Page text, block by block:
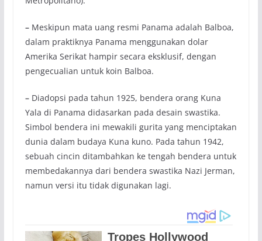
–Meskipun mata uang resmi Panama adalah Balboa,
dalam praktiknya Panama menggunakan dolar
Amerika Serikat hampir secara eksklusif, dengan
pengecualian untuk koin Balboa.
–Diadopsi pada tahun 1925, bendera orang Kuna
Yala di Panama didasarkan pada desain swastika.
Simbol bendera ini mewakili gurita yang menciptakan
dunia dalam budaya Kuna kuno. Pada tahun 1942,
sebuah cincin ditambahkan ke tengah bendera untuk
membedakannya dari bendera swastika Nazi Jerman,
namun versi itu tidak digunakan lagi.